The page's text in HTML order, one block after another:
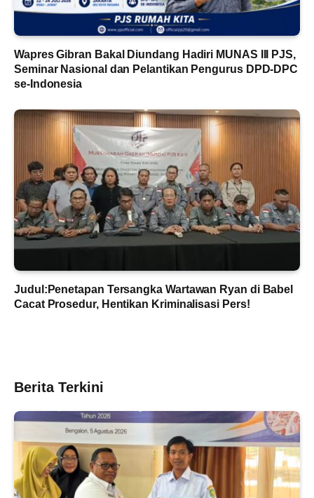
Wapres Gibran Bakal Diundang Hadiri MUNAS III PJS,
Seminar Nasional dan Pelantikan Pengurus DPD-DPC
se-Indonesia
Judul:Penetapan Tersangka Wartawan Ryan di Babel
Cacat Prosedur, Hentikan Kriminalisasi Pers!
Berita Terkini